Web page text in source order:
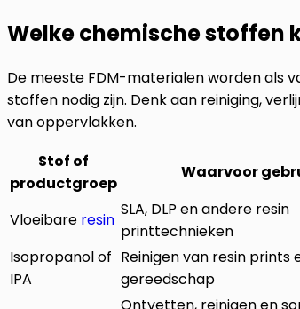
Welke chemische stoffen
De meeste FDM-materialen worden als
stoffen nodig zijn. Denk aan reiniging,
van oppervlakken.
Stof of
productgroep
Waarvoor
Vloeibare resin
SLA, DLP en andere resin
printtechnieken
Isopropanol of
IPA
Reinigen van resin prints
gereedschap
Ontvetten, reinigen en